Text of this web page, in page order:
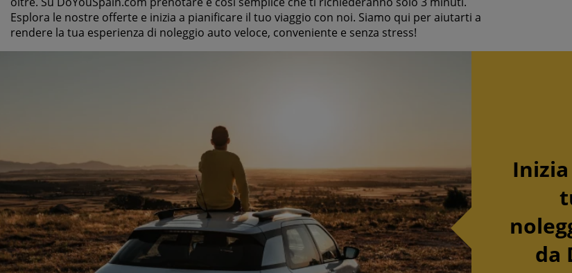
Esplora le nostre offerte e inizia a pianificare il tuo viaggio con noi. Siamo qui per aiutarti a
rendere la tua esperienza di noleggio auto veloce, conveniente e senza stress!
da
Conferma le mie